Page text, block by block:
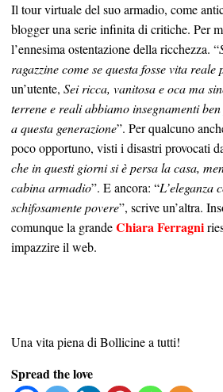
Il tour virtuale del suo armadio, come
blogger una serie infinita di critiche. Per
l’ennesima ostentazione della ricchezza. “
ragazzine come se questa fosse vita reale
un’utente, Sei ricca, vanitosa e oca ma
terrene e reali abbiamo insegnamenti
a questa generazione”. Per qualcuno
poco opportuno, visti i disastri provocati
che in questi giorni si è persa la casa,
cabina armadio”. E ancora: “L’eleganza
schifosamente povere”, scrive un’altra.
comunque la grandeChiara Ferragni
impazzire il web.
Una vita piena di Bollicine a tutti!
Spread the love